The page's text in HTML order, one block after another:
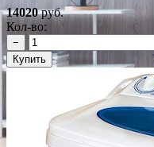
14020руб.
Кол-во:
−
Купить